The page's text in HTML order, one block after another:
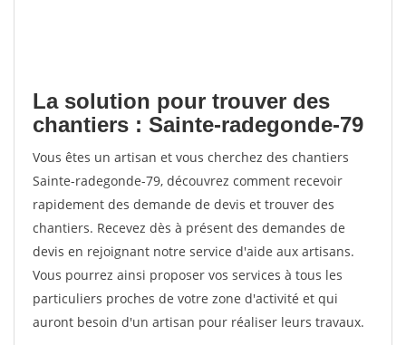
La solution pour trouver des
chantiers : Sainte-radegonde-79
Vous êtes un artisan et vous cherchez des chantiers
Sainte-radegonde-79, découvrez comment recevoir
rapidement des demande de devis et trouver des
chantiers. Recevez dès à présent des demandes de
devis en rejoignant notre service d'aide aux artisans.
Vous pourrez ainsi proposer vos services à tous les
particuliers proches de votre zone d'activité et qui
auront besoin d'un artisan pour réaliser leurs travaux.